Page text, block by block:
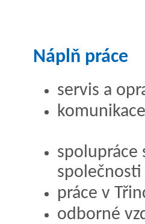
Náplň práce
servis a
spolupráce
společnosti
práce v
odborné